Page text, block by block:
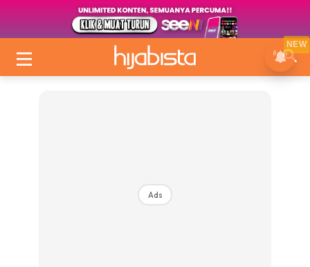
Ads
NEW